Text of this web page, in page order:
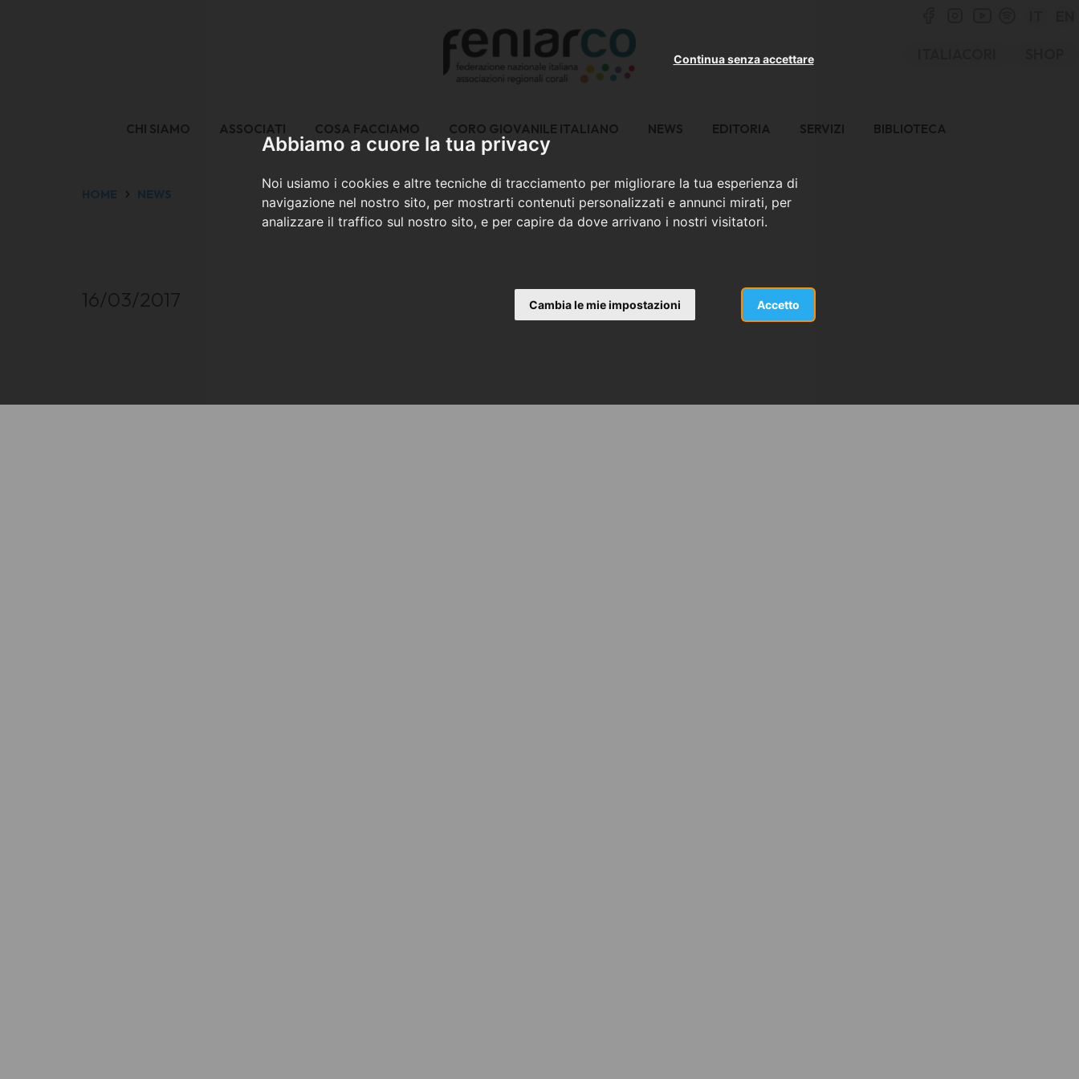
Abbiamo a cuore la tua privacy
Noi usiamo i cookies e altre tecniche di tracciamento per migliorare la tua esperienza di
navigazione nel nostro sito, per mostrarti contenuti personalizzati e annunci mirati, per
analizzare il traffico sul nostro sito, e per capire da dove arrivano i nostri visitatori.
Accetto
Continua senza accettare
Cambia le mie impostazioni
CHI SIAMO ASSOCIATI COSA FACCIAMO CORO GIOVANILE ITALIANO NEWS EDITORIA SERVIZI BIBLIOTECA
HOME NEWS
16/03/2017